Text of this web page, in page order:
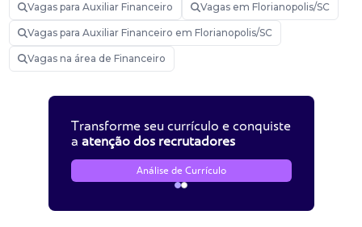
Vagas para Auxiliar Financeiro Vagas em Florianopolis/SC
Vagas para Auxiliar Financeiro em Florianopolis/SC
Vagas na área de Financeiro
Transforme seu currículo e conquiste
a atenção dos recrutadores
Análise de Currículo